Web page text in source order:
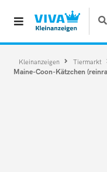
Kleinanzeigen Tiermarkt
Maine-Coon-Kätzchen